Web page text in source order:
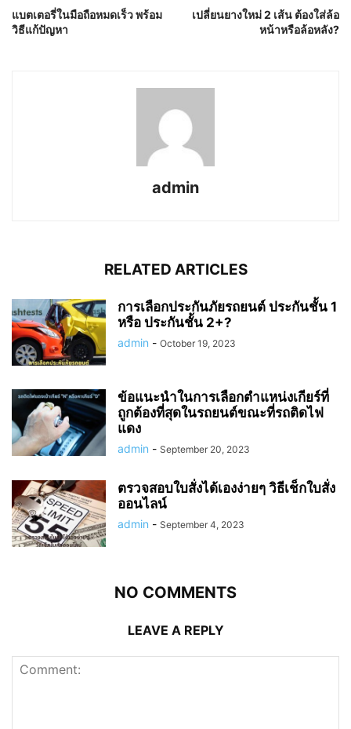
แบตเตอรี่ในมือถือหมดเร็ว พร้อม
วิธีแก้ปัญหา
เปลี่ยนยางใหม่ 2 เส้น ต้องใส่ล้อ
หน้าหรือล้อหลัง?
admin
RELATED ARTICLES
การเลือกประกันภัยรถยนต์ ประกันชั้น 1
หรือ ประกันชั้น 2+?
admin - October 19, 2023
ข้อแนะนำในการเลือกตำแหน่งเกียร์ที่
ถูกต้องที่สุดในรถยนต์ขณะที่รถติดไฟ
แดง
admin - September 20, 2023
ตรวจสอบใบสั่งได้เองง่ายๆ วิธีเช็กใบสั่ง
ออนไลน์
admin - September 4, 2023
NO COMMENTS
LEAVE A REPLY